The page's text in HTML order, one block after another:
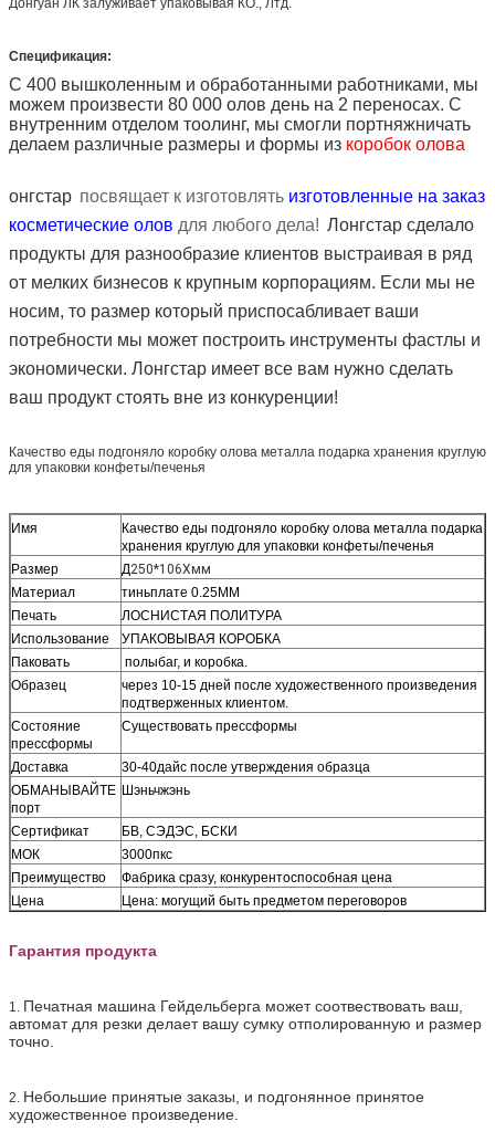
Донгуан ЛК залуживает упаковывая КО., Лтд.
Спецификация:
С 400 вышколенным и обработанными работниками, мы
можем произвести 80 000 олов день на 2 переносах. С
внутренним отделом тоолинг, мы смогли портняжничать
делаем различные размеры и формы из коробок олова
онгстар посвящает к изготовлять изготовленные на заказ
косметические олов для любого дела! Лонгстар сделало
продукты для разнообразие клиентов выстраивая в ряд
от мелких бизнесов к крупным корпорациям. Если мы не
носим, то размер который приспосабливает ваши
потребности мы может построить инструменты фастлы и
экономически. Лонгстар имеет все вам нужно сделать
ваш продукт стоять вне из конкуренции!
Качество еды подгоняло коробку олова металла подарка хранения круглую
для упаковки конфеты/печенья
Имя
Качество еды подгоняло коробку олова металла подарка
хранения круглую для упаковки конфеты/печенья
Размер
Д250*106Хмм
Материал
тиньплате 0.25ММ
Печать
ЛОСНИСТАЯ ПОЛИТУРА
Использование
УПАКОВЫВАЯ КОРОБКА
Паковать
полыбаг, и коробка.
Образец
через 10-15 дней после художественного произведения
подтверженных клиентом.
Состояние
прессформы
Существовать прессформы
Доставка
30-40дайс после утверждения образца
ОБМАНЫВАЙТЕ
порт
Шэньчжэнь
Сертификат
БВ, СЭДЭС, БСКИ
МОК
3000пкс
Преимущество
Фабрика сразу, конкурентоспособная цена
Цена
Цена: могущий быть предметом переговоров
Гарантия продукта
1. Печатная машина Гейдельберга может соотвествовать ваш,
автомат для резки делает вашу сумку отполированную и размер
точно.
2. Небольшие принятые заказы, и подгонянное принятое
художественное произведение.